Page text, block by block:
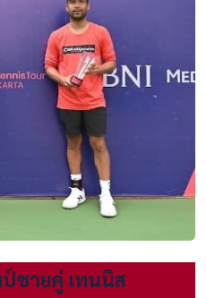
ชายคู่ เทนนิส